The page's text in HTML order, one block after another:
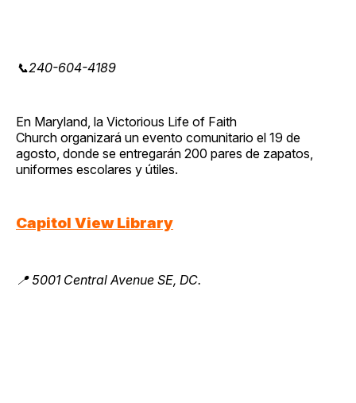
📞240-604-4189
En Maryland, la Victorious Life of Faith
Church organizará un evento comunitario el 19 de
agosto, donde se entregarán 200 pares de zapatos,
uniformes escolares y útiles.
Capitol View Library
📍 5001 Central Avenue SE, DC.